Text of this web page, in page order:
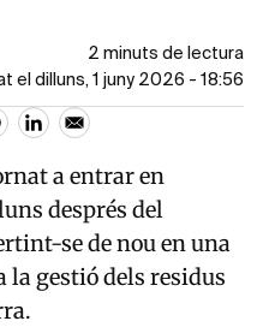
2 minuts de lectura
el dilluns, 1 juny 2026 - 18:56
a entrar en
després del
se de nou en una
gestió dels residus